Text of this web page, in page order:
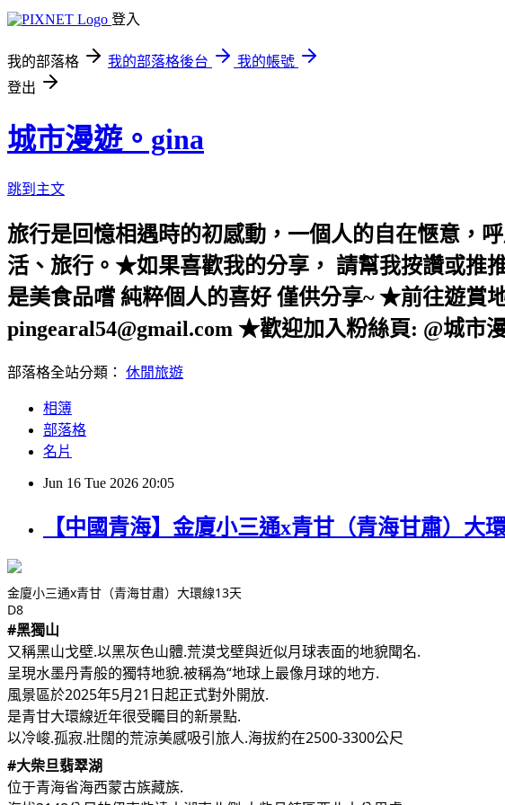
登入
我的部落格 我的部落格後台
我的帳號
登出
城市漫遊。gina
跳到主文
旅行是回憶相遇時的初感動，一個人的自在愜意，
活、旅行。★如果喜歡我的分享， 請幫我按讚或推
是美食品嚐 純粹個人的喜好 僅供分享~ ★前往遊
pingearal54@gmail.com ★歡迎加入粉絲頁: @城市
部落格全站分類： 休閒旅遊
相簿
部落格
名片
Jun 16 Tue 2026 20:05
【中國青海】金廈小三通x青甘（青海甘肅）大
金廈小三通x青甘（青海甘肅）大環線13天
D8
#黑獨山
又稱黑山戈壁.以黑灰色山體.荒漠戈壁與近似月球表面的地貌聞名.
呈現水墨丹青般的獨特地貌.被稱為“地球上最像月球的地方.
風景區於2025年5月21日起正式對外開放.
是青甘大環線近年很受矚目的新景點.
以冷峻.孤寂.壯闊的荒涼美感吸引旅人.海拔約在2500-3300公尺
#大柴旦翡翠湖
位于青海省海西蒙古族藏族.